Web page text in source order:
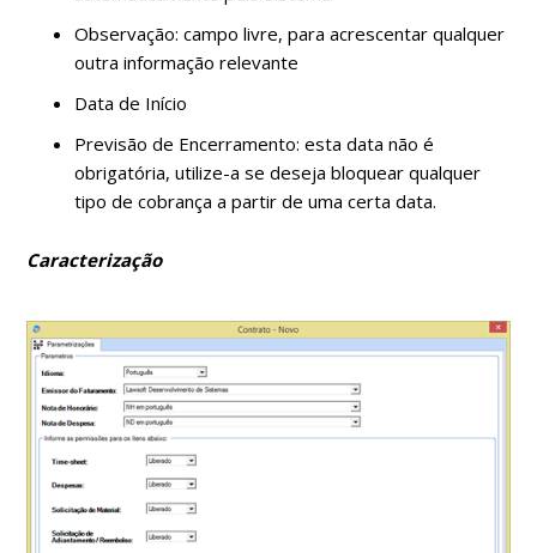
Observação: campo livre, para acrescentar qualquer
outra informação relevante
Data de Início
Previsão de Encerramento: esta data não é
obrigatória, utilize-a se deseja bloquear qualquer
tipo de cobrança a partir de uma certa data.
Caracterização